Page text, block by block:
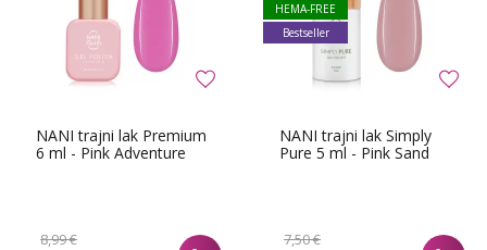
NANI trajni lak Premium
6 ml - Pink Adventure
8,99 €
NANI trajni lak Simply
Pure 5 ml - Pink Sand
7,50 €
HEMA-FREE
Bestseller